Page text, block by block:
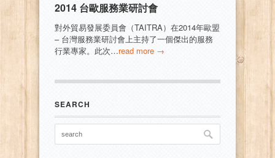
2014 台歐服務業研討會
對外貿易發展委員會（TAITRA）在2014年歐盟
– 台灣服務業研討會上主持了一個傑出的服務
行業專家。此次…read more →
SEARCH